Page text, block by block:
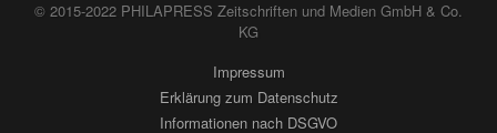
© 2015-2022 PHILAPRESS Zeitschriften und Medien GmbH & Co.
KG
Impressum
Erklärung zum Datenschutz
Informationen nach DSGVO